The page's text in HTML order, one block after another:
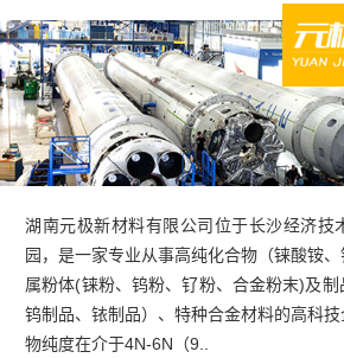
湖南元极新材料有限公司位于长沙经济技
园，是一家专业从事高纯化合物（铼酸铵
属粉体(铼粉、钨粉、钌粉、合金粉末)及制
钨制品、铱制品）、特种合金材料的高科
物纯度在介于4N-6N（9..